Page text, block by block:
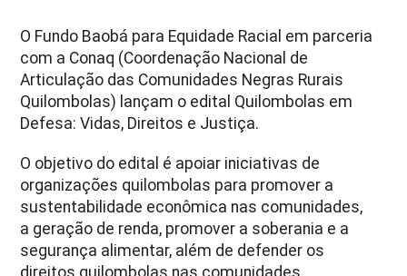
O Fundo Baobá para Equidade Racial em parceria
com a Conaq (Coordenação Nacional de
Articulação das Comunidades Negras Rurais
Quilombolas) lançam o edital Quilombolas em
Defesa: Vidas, Direitos e Justiça.
O objetivo do edital é apoiar iniciativas de
organizações quilombolas para promover a
sustentabilidade econômica nas comunidades,
a geração de renda, promover a soberania e a
segurança alimentar, além de defender os
direitos quilombolas nas comunidades.